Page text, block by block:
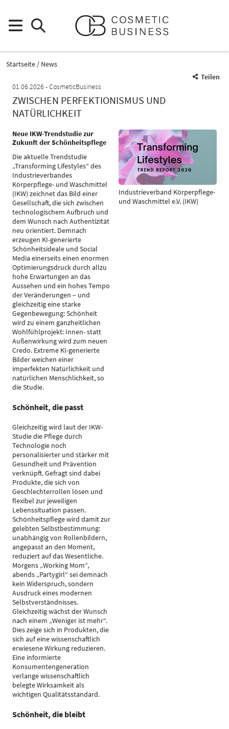
Startseite
News
Teilen
01.06.2026
CosmeticBusiness
ZWISCHEN PERFEKTIONISMUS UND
NATÜRLICHKEIT
Neue IKW-Trendstudie zur
Zukunft der Schönheitspflege
Die aktuelle Trendstudie
„Transforming Lifestyles“ des
Industrieverbandes
Körperpflege- und Waschmittel
(IKW) zeichnet das Bild einer
Gesellschaft, die sich zwischen
technologischem Aufbruch und
dem Wunsch nach Authentizität
neu orientiert. Demnach
erzeugen KI-generierte
Schönheitsideale und Social
Media einerseits einen enormen
Optimierungsdruck durch allzu
hohe Erwartungen an das
Aussehen und ein hohes Tempo
der Veränderungen – und
gleichzeitig eine starke
Gegenbewegung: Schönheit
wird zu einem ganzheitlichen
Wohlfühlprojekt: Innen- statt
Außenwirkung wird zum neuen
Credo. Extreme KI-generierte
Bilder weichen einer
imperfekten Natürlichkeit und
natürlichen Menschlichkeit, so
die Studie.
Schönheit, die passt
Gleichzeitig wird laut der IKW-
Studie die Pflege durch
Technologie noch
personalisierter und stärker mit
Gesundheit und Prävention
verknüpft. Gefragt sind dabei
Produkte, die sich von
Geschlechterrollen lösen und
flexibel zur jeweiligen
Lebenssituation passen.
Schönheitspflege wird damit zur
gelebten Selbstbestimmung:
unabhängig von Rollenbildern,
angepasst an den Moment,
reduziert auf das Wesentliche.
Morgens „Working Mom“,
abends „Partygirl“ sei demnach
kein Widerspruch, sondern
Ausdruck eines modernen
Selbstverständnisses.
Gleichzeitig wächst der Wunsch
nach einem „Weniger ist mehr“.
Dies zeige sich in Produkten, die
sich auf eine wissenschaftlich
erwiesene Wirkung reduzieren.
Eine informierte
Konsumentengeneration
verlange wissenschaftlich
belegte Wirksamkeit als
wichtigen Qualitätsstandard.
Schönheit, die bleibt
Industrieverband Körperpflege-
und Waschmittel e.V. (IKW)